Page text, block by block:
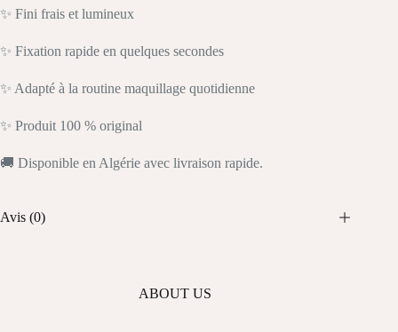
✨ Fini frais et lumineux
✨ Fixation rapide en quelques secondes
✨ Adapté à la routine maquillage quotidienne
✨ Produit 100 % original
🚚 Disponible en Algérie avec livraison rapide.
Avis (0)
ABOUT US